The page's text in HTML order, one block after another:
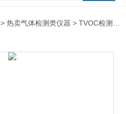
>热卖气体检测类仪器 >TVOC检测仪